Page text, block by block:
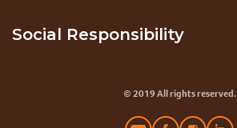
Social Responsibility
© 2019 All rights reserved.